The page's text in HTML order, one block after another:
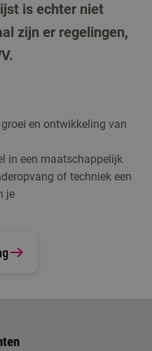
is echter niet
zijn er regelingen,
en ontwikkeling van
in een maatschappelijk
of techniek een
je